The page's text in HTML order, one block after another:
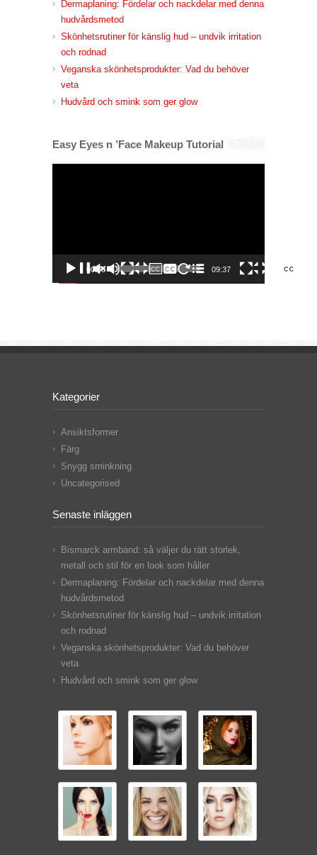
Dermaplaning: Fördelar och nackdelar med denna
hudvårdsmetod
Skönhetsrutiner för känslig hud – undvik irritation
och rodnad
Veganska skönhetsprodukter: Vad du behöver
veta
Hudvård och smink som ger glow
Easy Eyes n ’Face Makeup Tutorial
00:00 09:37
Kategorier
Ansiktsformer
Färg
Snygg sminkning
Uncategorised
Senaste inläggen
Bismarck armband: så väljer du rätt storlek,
metall och stil för en look som håller
Dermaplaning: Fördelar och nackdelar med denna
hudvårdsmetod
Skönhetsrutiner för känslig hud – undvik irritation
och rodnad
Veganska skönhetsprodukter: Vad du behöver
veta
Hudvård och smink som ger glow